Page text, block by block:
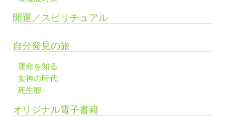
開運／スピリチュアル
自分発見の旅
運命を知る
女神の時代
死生観
オリジナル電子書籍